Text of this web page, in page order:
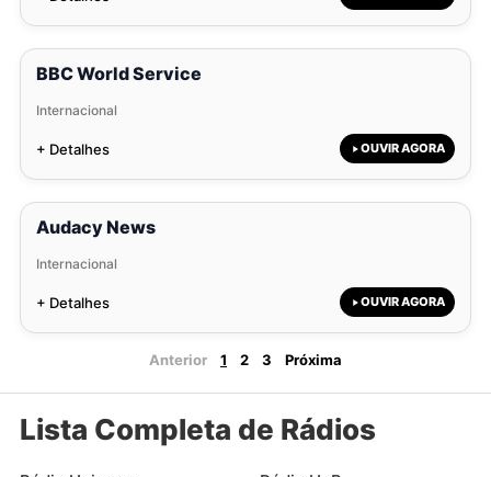
BBC World Service
Internacional
+ Detalhes OUVIR AGORA
Audacy News
Internacional
+ Detalhes OUVIR AGORA
Anterior 1 2 3 Próxima
Lista Completa de Rádios